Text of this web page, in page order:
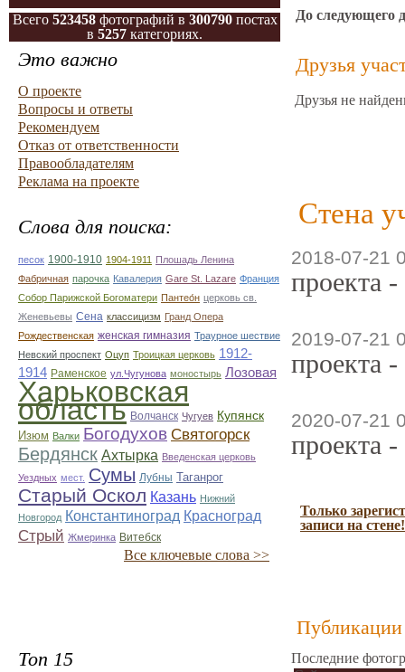
Всего 523458фотографий в 300790постах
в 5257 категориях.
Это важно
О проекте
Вопросы и ответы
Рекомендуем
Отказ от ответственности
Правообладателям
Реклама на проекте
Слова для поиска:
песок 1900-1910 1904-1911 Плошадь Ленина
Фабричная парочка Кавалерия Gare St. Lazare Франция
Собор Парижской Богоматери Пантео́н церковь св.
Женевьевы Сена классицизм Гранд Опера
Рождественская женская гимназия Траурное шествие
Невский проспект Оцуп Троицкая церковь 1912-
1914 Раменское ул.Чугунова моностырь Лозовая
Харьковская
область Волчанск Чугуев Купянск
Изюм Валки Богодухов Святогорск
Бердянск Ахтырка Введенская церковь
Уездных мест. Сумы Лубны Таганрог
Старый Оскол Казань Нижний
Новгород Константиноград Красноград
Стрый Жмеринка Витебск
Все ключевые слова >>
Топ 15
До следующего
Друзья
Друзья не
Стена
2018-07-21
проекта
2019-07-21
проекта
2020-07-21
проекта
Только
записи на стене!
Публикации
Последние